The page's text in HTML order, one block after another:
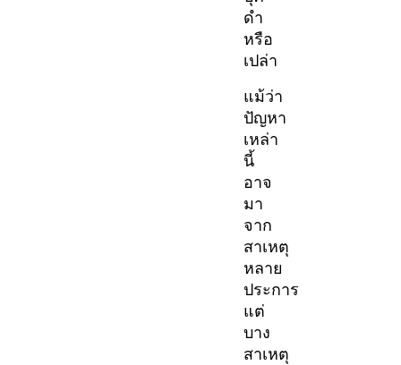
ดํา
หรือ
เปล่า
แม้ว่า
ปัญหา
เหล่า
นี้
อาจ
มา
จาก
สาเหตุ
หลาย
ประการ
แต่
บาง
สาเหตุ